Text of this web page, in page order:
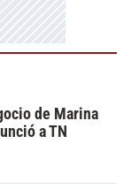
de Marina
a TN